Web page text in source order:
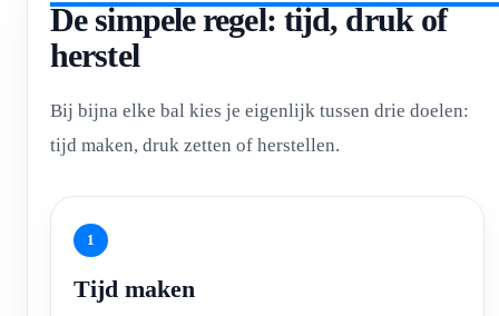
De simpele regel: tijd, druk of
herstel
Bij bijna elke bal kies je eigenlijk tussen drie doelen:
tijd maken, druk zetten of herstellen.
1
Tijd maken